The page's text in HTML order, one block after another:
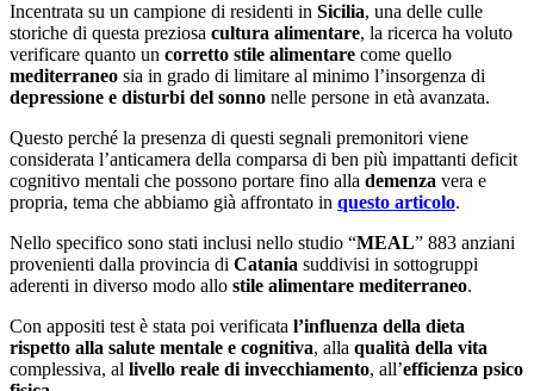
Incentrata su un campione di residenti in Sicilia, una delle culle
storiche di questa preziosa cultura alimentare, la ricerca ha voluto
verificare quanto un corretto stile alimentare come quello
mediterraneo sia in grado di limitare al minimo l’insorgenza di
depressione e disturbi del sonno nelle persone in età avanzata.
Questo perché la presenza di questi segnali premonitori viene
considerata l’anticamera della comparsa di ben più impattanti deficit
cognitivo mentali che possono portare fino alla demenza vera e
propria, tema che abbiamo già affrontato in questo articolo.
Nello specifico sono stati inclusi nello studio “MEAL” 883 anziani
provenienti dalla provincia di Catania suddivisi in sottogruppi
aderenti in diverso modo allo stile alimentare mediterraneo.
Con appositi test è stata poi verificata l’influenza della dieta
rispetto alla salute mentale e cognitiva, alla qualità della vita
complessiva, al livello reale di invecchiamento, all’efficienza psico